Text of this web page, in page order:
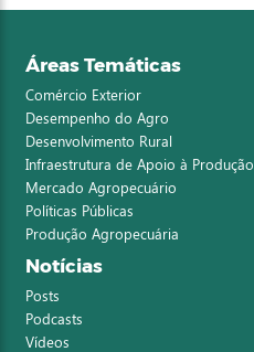
Áreas Temáticas
Comércio Exterior
Desempenho do Agro
Desenvolvimento Rural
Infraestrutura de Apoio à Produção
Mercado Agropecuário
Políticas Públicas
Produção Agropecuária
Notícias
Posts
Podcasts
Vídeos